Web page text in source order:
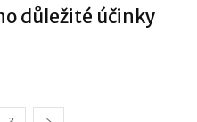
důležité účinky